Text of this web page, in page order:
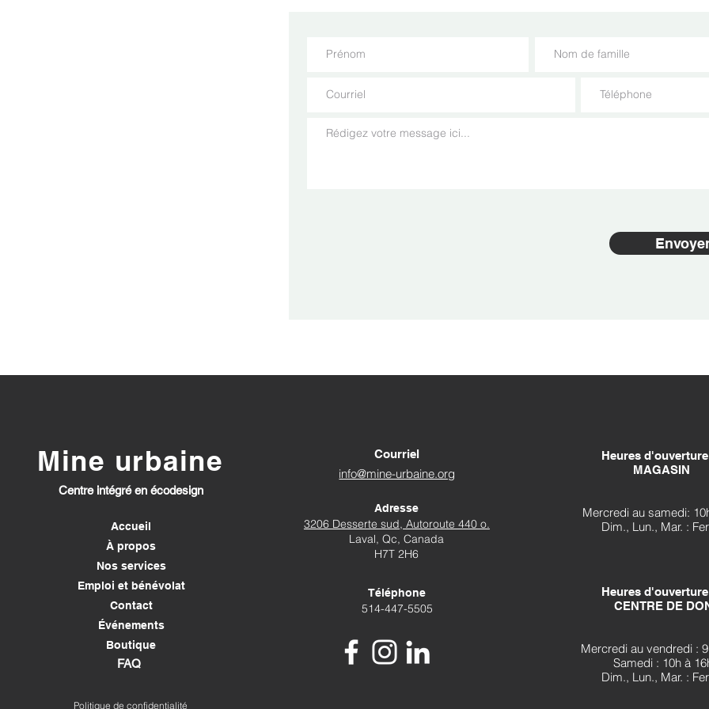
Mine urbaine
Centre intégré en écodesign
Accueil
À propos
Nos services
Emploi et bénévolat
Contact
Événements
Boutique
FAQ
Politique de confidentialité
Courriel
info@mine-urbaine.org
Adresse
3206 Desserte sud, Autoroute 440 o.
Laval, Qc, Canada
H7T 2H6
Téléphone
514-447-5505
Heures d'ouverture
MAGASIN
Mercredi au samedi:
Dim., Lun., Mar. :
Heures d'ouverture
CENTRE DE
Mercredi au vendredi :
Samedi : 10h à
Dim., Lun., Mar. :